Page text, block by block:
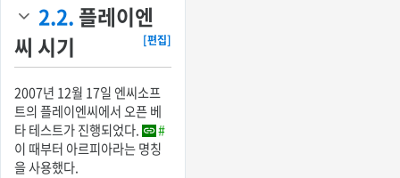
2.2. 플레이엔
씨 시기
[편집]
2007년 12월 17일 엔씨소프
트의 플레이엔씨에서 오픈 베
타 테스트가 진행되었다.
#
이 때부터 아르피아라는 명칭
을 사용했다.